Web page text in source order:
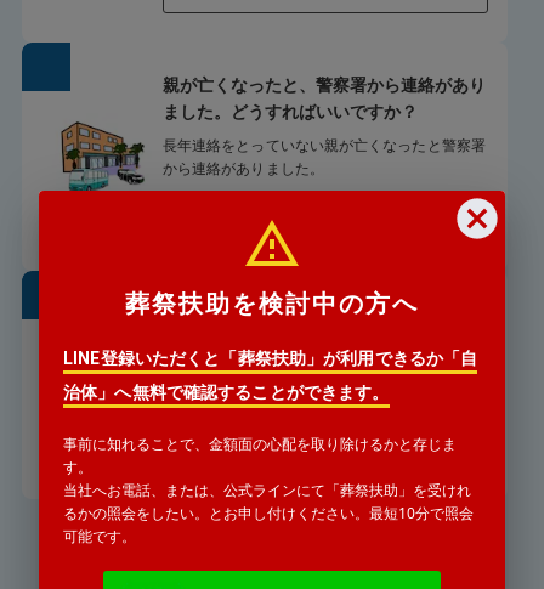
親が亡くなったと、警察署から連絡があり
ました。どうすればいいですか？
長年連絡をとっていない親が亡くなったと警察署
から連絡がありました。
遠方からでも葬儀の手配は可能
「遠方の親戚が亡くなったと」警察
署から連絡がありました。
詳細を見る
お気軽にお電話ください
葬祭扶助を検討中の方へ
LINE登録いただくと「葬祭扶助」が利用できるか「自
治体」へ無料で確認することができます。
事前に知れることで、金額面の心配を取り除けるかと存じま
す。
当社へお電話、または、公式ラインにて「葬祭扶助」を受けれ
るかの照会をしたい。とお申し付けください。最短10分で照会
可能です。